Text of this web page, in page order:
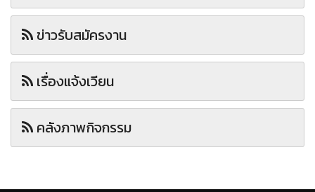
ข่าวรับสมัครงาน
เรื่องแจ้งเวียน
คลังภาพกิจกรรม